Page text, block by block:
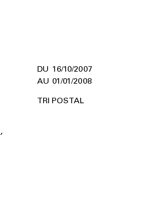
16/10/2007
01/01/2008
TRI POSTAL